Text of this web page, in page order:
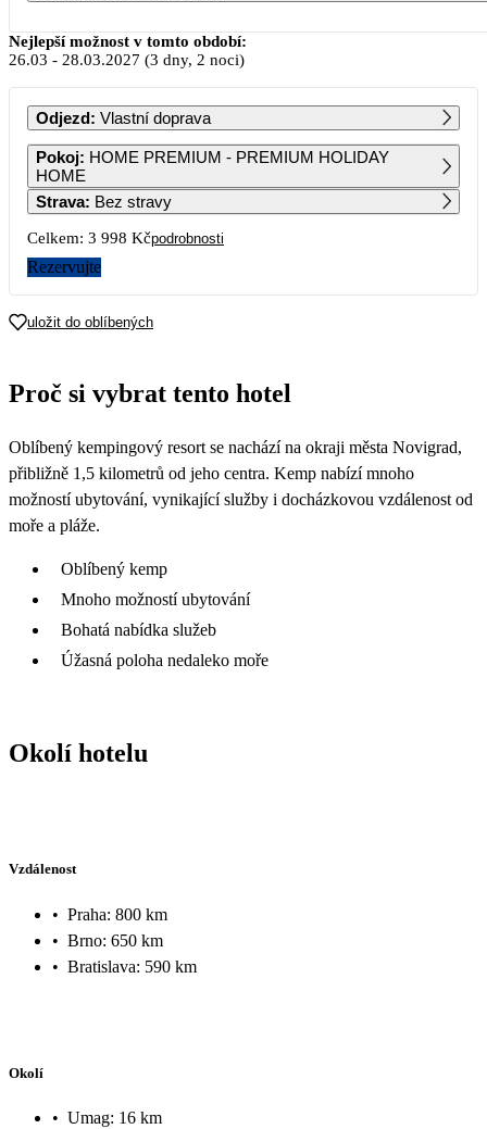
Březen 2027
PO ÚT ST ČT PÁ SO NE
1 2 3 4 5 6 7
8 9
22
1 999 1 999 1 999
Nejlepší možnost v tomto období:
26.03 - 28.03.2027 (3 dny, 2 noci)
Odjezd: Vlastní doprava
Pokoj: HOME PREMIUM - PREMIUM HOLIDAY
HOME
Strava: Bez stravy
Celkem: 3 998 Kčpodrobnosti
Rezervujte
uložit do oblíbených
Proč si vybrat tento hotel
Oblíbený kempingový resort se nachází na okraji města Novigrad,
přibližně 1,5 kilometrů od jeho centra. Kemp nabízí mnoho
možností ubytování, vynikající služby i docházkovou vzdálenost od
moře a pláže.
Oblíbený kemp
Mnoho možností ubytování
Bohatá nabídka služeb
Úžasná poloha nedaleko moře
Okolí hotelu
Vzdálenost
• Praha: 800 km
• Brno: 650 km
• Bratislava: 590 km
Okolí
• Umag: 16 km